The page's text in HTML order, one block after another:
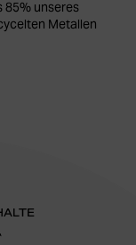
85% unseres
Metallen